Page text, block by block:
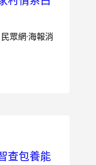
眾網·海報消
查包養能